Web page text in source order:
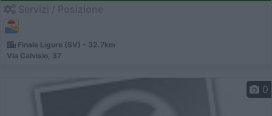
Finale Ligure (SV) - 32.7km
Via Calvisio, 37
0